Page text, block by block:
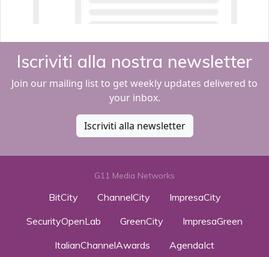
Iscriviti alla nostra newsletter
Join our mailing list to get weekly updates delivered to
your inbox.
Iscriviti alla newsletter
G11 Media Networks
BitCity ChannelCity
ImpresaCity
SecurityOpenLab
GreenCity
ImpresaGreen
ItalianChannelAwards
AgendaIct